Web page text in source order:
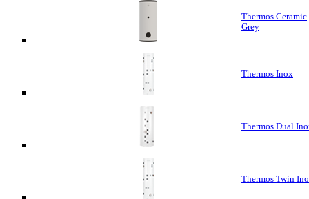
Thermos Ceramic
Grey
Thermos Inox
Thermos Dual
Thermos Twin